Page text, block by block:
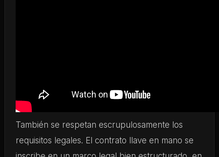
También se respetan escrupulosamente los
requisitos legales. El contrato llave en mano se